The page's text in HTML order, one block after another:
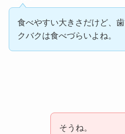
食べやすい大きさだけど、
クバクは食べづらいよね。
そうね。